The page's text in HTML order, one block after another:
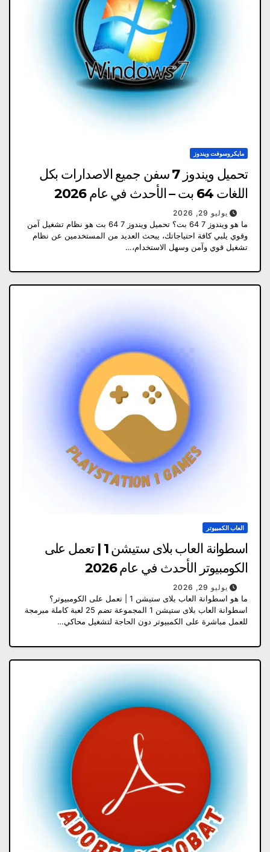
مايكروسوفت ويندوز
تحميل ويندوز 7 سفن جميع الاصدارات بكل
اللغات 64 بت – الأحدث في عام 2026
يوليو 29, 2026
ما هو ويندوز 7 64 بت؟ تحميل ويندوز 7 64 بت هو نظام تشغيل آمن
وقوي يلبي كافة احتياجاتك، يبحث العديد من المستخدمين عن نظام
تشغيل قوي وآمن وسهل الاستخدام،…
العاب الكمبيوتر
اسطوانة العاب بلاى ستيشن 1 | تعمل على
الكومبيوتر الأحدث في عام 2026
يوليو 29, 2026
ما هو اسطوانة العاب بلاى ستيشن 1 | تعمل على الكومبيوتر؟
اسطوانة العاب بلاى ستيشن 1 المجموعة تضم 25 لعبة كاملة مبرمجة
للعمل مباشرة على الكمبيوتر دون الحاجة لتشغيل محاكي…